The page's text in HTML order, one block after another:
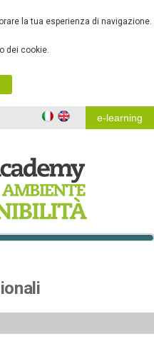
la tua esperienza di navigazione.
dei cookie.
e-learning